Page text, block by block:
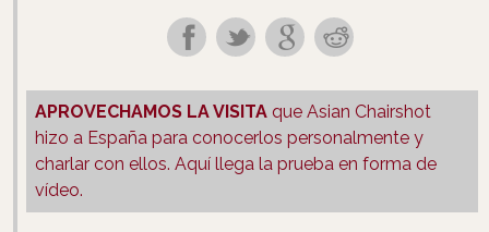
APROVECHAMOS LA VISITA que Asian Chairshot
hizo a España para conocerlos personalmente y
charlar con ellos. Aquí llega la prueba en forma de
vídeo.